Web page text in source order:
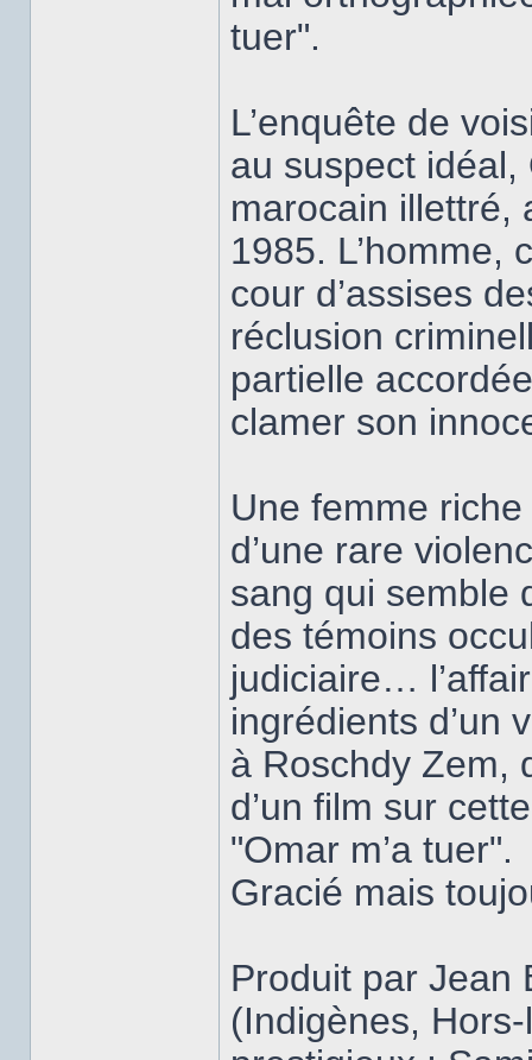
tuer".
L’enquête de
au suspect
marocain illettré,
1985. L’homme,
cour d’assises
réclusion
partielle
clamer son
Une femme
d’une rare
sang qui semble
des témoins
judiciaire…
ingrédients d’un
à Roschdy Zem,
d’un film sur
"Omar m’a tuer".
Gracié mais
Produit par Jean
(Indigènes,